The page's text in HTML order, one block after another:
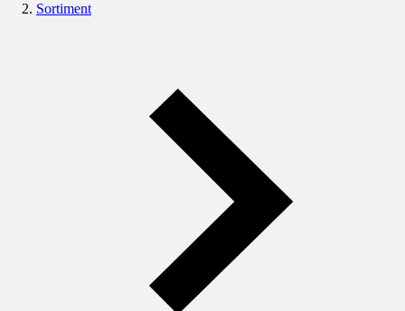
Sortiment